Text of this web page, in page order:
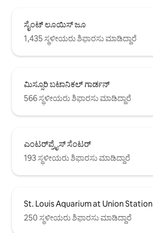
ಸೈಂಟ್ ಲೂಯಿಸ್ ಜೂ
1,435 ಸ್ಥಳೀಯರು ಶಿಫಾರಸು ಮಾಡಿದ್ದಾರೆ
ಮಿಸ್ಸೂರಿ ಬಟಾನಿಕಲ್ ಗಾರ್ಡನ್
566 ಸ್ಥಳೀಯರು ಶಿಫಾರಸು ಮಾಡಿದ್ದಾರೆ
ಎಂಟರ್‌ಪ್ರೈಸ್ ಸೆಂಟರ್
193 ಸ್ಥಳೀಯರು ಶಿಫಾರಸು ಮಾಡಿದ್ದಾರೆ
St. Louis Aquarium at Union Station
250 ಸ್ಥಳೀಯರು ಶಿಫಾರಸು ಮಾಡಿದ್ದಾರೆ